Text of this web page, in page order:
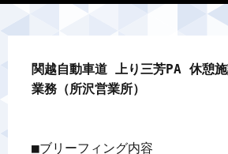
警備業標識
関越自動車道 上り三芳PA 休憩
業務（所沢営業所）
■ブリーフィング内容